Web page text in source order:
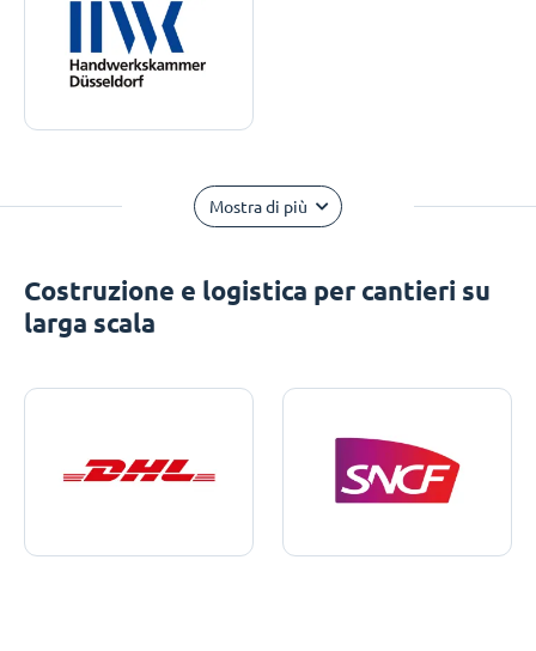
Mostra di più
Costruzione e logistica per cantieri su
larga scala